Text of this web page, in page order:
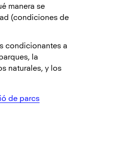
manera se
(condiciones de
condicionantes a
la
naturales, y los
de parcs